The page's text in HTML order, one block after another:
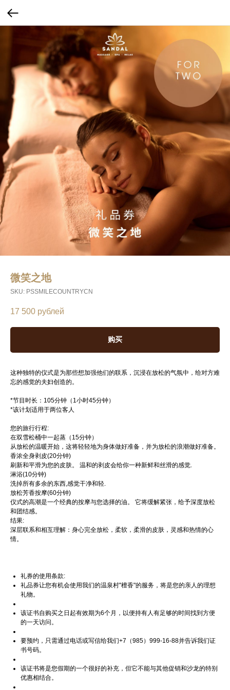
微笑之地
SKU: PSSMILECOUNTRYCN
17 500 рублей
购买
这种独特的仪式是为那些想加强他们的联系，沉浸在放松的气氛中，给对方难
忘的感觉的夫妇创造的。
*节目时长：105分钟（1小时45分钟）
*该计划适用于两位客人
您的旅行行程:
在双雪松桶中一起蒸（15分钟）
从放松的温暖开始，这将轻轻地为身体做好准备，并为放松的浪潮做好准备。
香浓全身剥皮(20分钟)
刷新和平滑为您的皮肤。 温和的剥皮会给你一种新鲜和丝滑的感觉.
淋浴(10分钟)
洗掉所有多余的东西,感觉干净和轻.
放松芳香按摩(60分钟)
仪式的高潮是一个经典的按摩与您选择的油。 它将缓解紧张，给予深度放松
和团结感。
结果:
深层联系和相互理解：身心完全放松，柔软，柔滑的皮肤，灵感和热情的心
情。
礼券的使用条款:
礼品券让您有机会使用我们的温泉村"檀香"的服务，将是您的亲人的理想
礼物。
该证书自购买之日起有效期为6个月，以便持有人有足够的时间找到方便
的一天访问。
要预约，只需通过电话或写信给我们+7（985）999-16-88并告诉我们证
书号码。
该证书将是您假期的一个很好的补充，但它不能与其他促销和沙龙的特别
优惠相结合。